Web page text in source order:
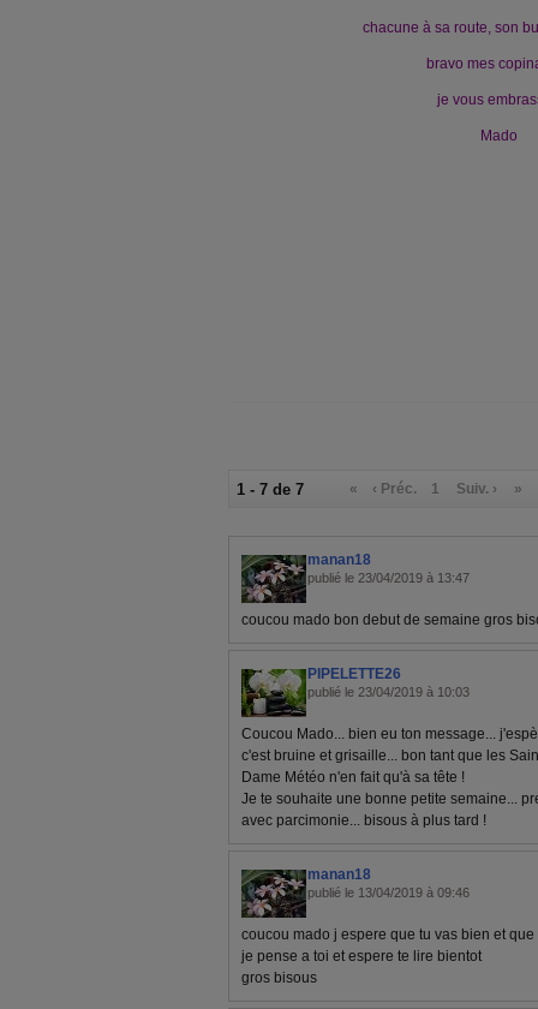
chacune à sa route, son
bravo mes
je vous
Mado
1 - 7 de 7 « ‹ Préc. 1 Suiv. › »
manan18
publié le 23/04/2019 à 13:47
coucou mado bon debut de semaine gros
PIPELETTE26
publié le 23/04/2019 à 10:03
Coucou Mado... bien eu ton message...
c'est bruine et grisaille... bon tant que les
Dame Météo n'en fait qu'à sa tête !
Je te souhaite une bonne petite semaine...
avec parcimonie... bisous à plus tard !
manan18
publié le 13/04/2019 à 09:46
coucou mado j espere que tu vas bien et
je pense a toi et espere te lire bientot
gros bisous